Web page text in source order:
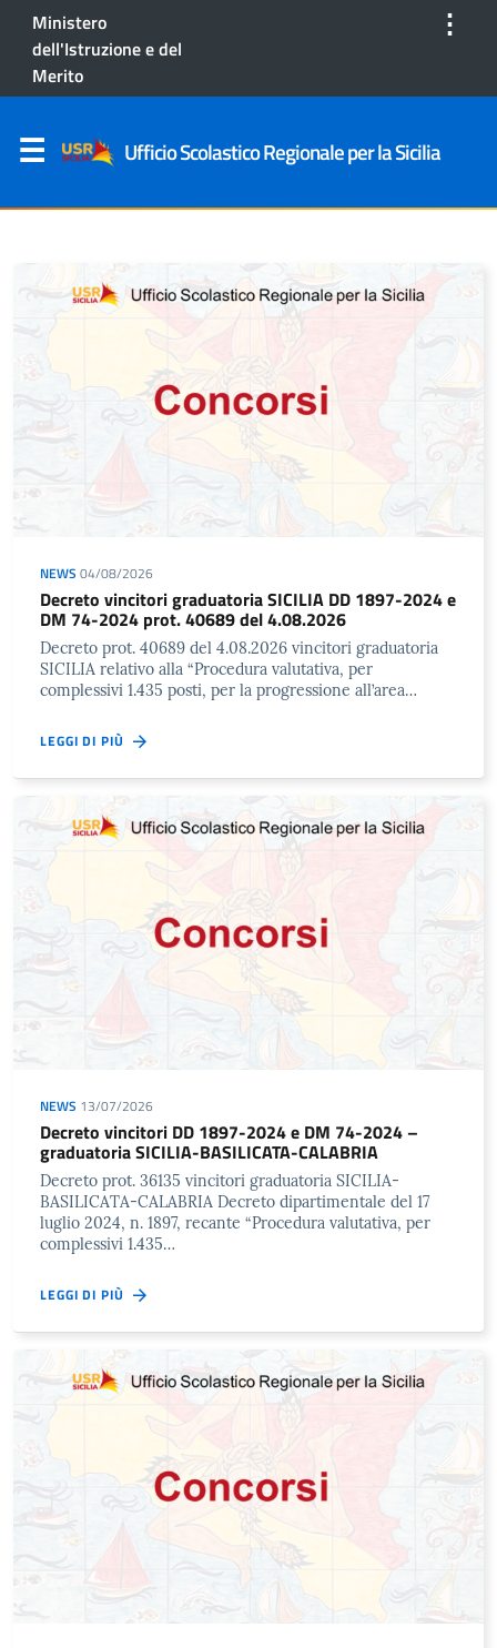
Ministero
dell'Istruzione e del
Merito
⋮
Ufficio Scolastico Regionale per la Sicilia
NEWS 04/08/2026
Decreto vincitori graduatoria SICILIA DD 1897-2024 e
DM 74-2024 prot. 40689 del 4.08.2026
Decreto prot. 40689 del 4.08.2026 vincitori graduatoria
SICILIA relativo alla “Procedura valutativa, per
complessivi 1.435 posti, per la progressione all’area…
LEGGI DI PIÙ
NEWS 13/07/2026
Decreto vincitori DD 1897-2024 e DM 74-2024 –
graduatoria SICILIA-BASILICATA-CALABRIA
Decreto prot. 36135 vincitori graduatoria SICILIA-
BASILICATA-CALABRIA Decreto dipartimentale del 17
luglio 2024, n. 1897, recante “Procedura valutativa, per
complessivi 1.435…
LEGGI DI PIÙ